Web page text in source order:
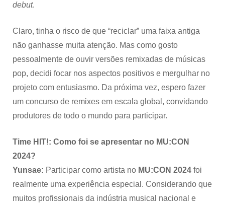
debut.
Claro, tinha o risco de que “reciclar” uma faixa antiga
não ganhasse muita atenção. Mas como gosto
pessoalmente de ouvir versões remixadas de músicas
pop, decidi focar nos aspectos positivos e mergulhar no
projeto com entusiasmo. Da próxima vez, espero fazer
um concurso de remixes em escala global, convidando
produtores de todo o mundo para participar.
Time HIT!: Como foi se apresentar no MU:CON
2024?
Yunsae: Participar como artista no MU:CON 2024 foi
realmente uma experiência especial. Considerando que
muitos profissionais da indústria musical nacional e